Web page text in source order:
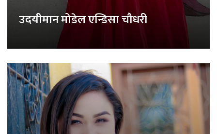
उदयीमान मोडेल एन्डिसा चौधरी